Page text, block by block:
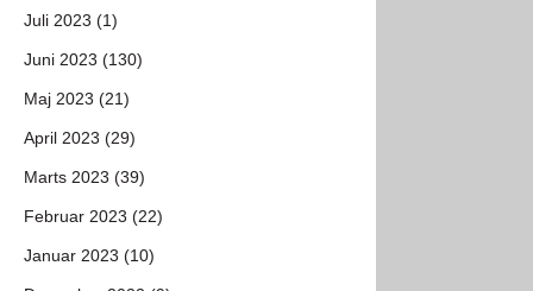
Juli 2023 (1)
Juni 2023 (130)
Maj 2023 (21)
April 2023 (29)
Marts 2023 (39)
Februar 2023 (22)
Januar 2023 (10)